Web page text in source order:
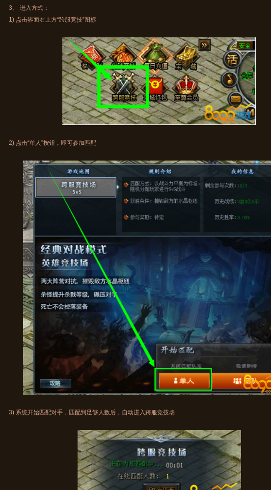
3、 进入方式：
1) 点击界面右上方“跨服竞技”图标
2) 点击“单人”按钮，即可参加匹配
3) 系统开始匹配对手，匹配到足够人数后，自动进入跨服竞技场